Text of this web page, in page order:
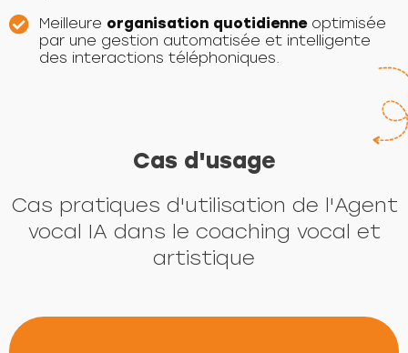
Meilleure organisation quotidienneoptimisée
par une gestion automatisée et intelligente
des interactions téléphoniques.
Cas d'usage
Cas pratiques d'utilisation de l'Agent
vocal IA dans le coaching vocal et
artistique